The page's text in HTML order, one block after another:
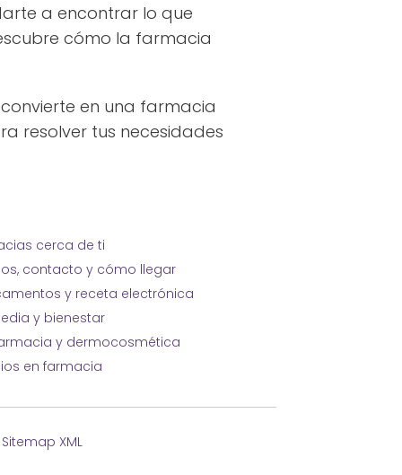
a encontrar lo que
cómo la farmacia
en una farmacia
resolver tus necesidades
cerca de ti
contacto y cómo llegar
y receta electrónica
y bienestar
y dermocosmética
en farmacia
Sitemap XML